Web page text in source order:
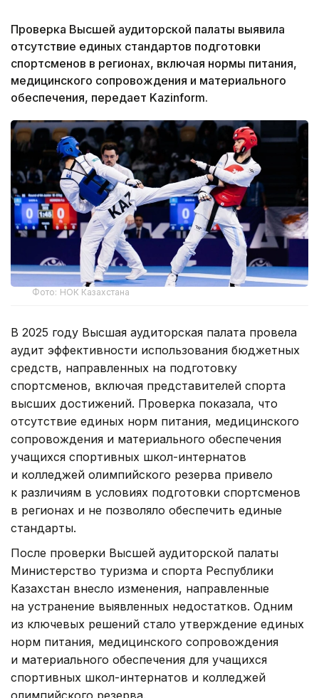
Проверка Высшей аудиторской палаты выявила
отсутствие единых стандартов подготовки
спортсменов в регионах, включая нормы питания,
медицинского сопровождения и материального
обеспечения, передает Kazinform.
Фото: НОК Казахстана
В 2025 году Высшая аудиторская палата провела
аудит эффективности использования бюджетных
средств, направленных на подготовку
спортсменов, включая представителей спорта
высших достижений. Проверка показала, что
отсутствие единых норм питания, медицинского
сопровождения и материального обеспечения
учащихся спортивных школ-интернатов
и колледжей олимпийского резерва привело
к различиям в условиях подготовки спортсменов
в регионах и не позволяло обеспечить единые
стандарты.
После проверки Высшей аудиторской палаты
Министерство туризма и спорта Республики
Казахстан внесло изменения, направленные
на устранение выявленных недостатков. Одним
из ключевых решений стало утверждение единых
норм питания, медицинского сопровождения
и материального обеспечения для учащихся
спортивных школ-интернатов и колледжей